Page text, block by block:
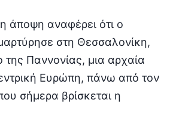
άποψη αναφέρει ότι ο
στη Θεσσαλονίκη,
της Παννονίας, μια αρχαία
Ευρώπη, πάνω από τον
σήμερα βρίσκεται η